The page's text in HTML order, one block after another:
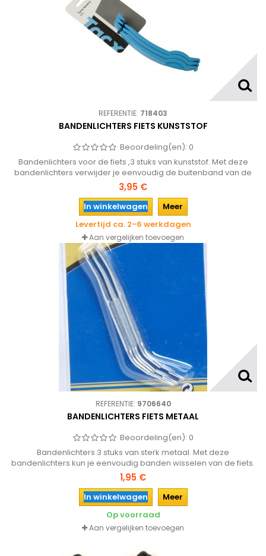
REFERENTIE: 718403
BANDENLICHTERS FIETS KUNSTSTOF
Beoordeling(en): 0
Bandenlichters voor de fiets ,3 stuks van kunststof. Met deze
bandenlichters verwijder je eenvoudig de buitenband van de
fiets bij het plakken ov verwisselen van fietsbanden zonder de
binnenband lek te prikken.
3,95 €
In winkelwagen
Meer
Levertijd ca. 2-6 werkdagen
Aan vergelijken toevoegen
REFERENTIE: 9706640
BANDENLICHTERS FIETS METAAL
Beoordeling(en): 0
Bandenlichters 3 stuks van sterk metaal. Met deze
bandenlichters kun je eenvoudig banden wisselen van de fiets.
1,95 €
In winkelwagen
Meer
Op voorraad
Aan vergelijken toevoegen